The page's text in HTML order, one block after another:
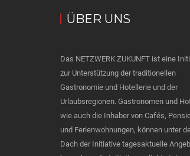
ÜBER UNS
Das NETZWERK ZUKUNFT ist eine
zur Unterstützung der traditionellen
Gastronomie und Hotellerie und der
Urlaubsregionen. Gastronomen und
wie auch die Inhaber von Cafés,
und Ferienwohnungen, können unter
Dach der Initiative tagesaktuelle